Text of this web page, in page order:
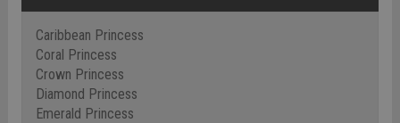
Caribbean Princess
Coral Princess
Crown Princess
Diamond Princess
Emerald Princess